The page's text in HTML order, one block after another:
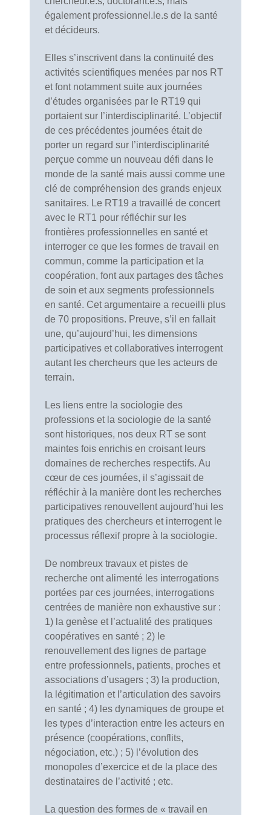
également professionnel.le.s de la santé
et décideurs.
Elles s’inscrivent dans la continuité des
activités scientifiques menées par nos RT
et font notamment suite aux journées
d’études organisées par le RT19 qui
portaient sur l’interdisciplinarité. L’objectif
de ces précédentes journées était de
porter un regard sur l’interdisciplinarité
perçue comme un nouveau défi dans le
monde de la santé mais aussi comme une
clé de compréhension des grands enjeux
sanitaires. Le RT19 a travaillé de concert
avec le RT1 pour réfléchir sur les
frontières professionnelles en santé et
interroger ce que les formes de travail en
commun, comme la participation et la
coopération, font aux partages des tâches
de soin et aux segments professionnels
en santé. Cet argumentaire a recueilli plus
de 70 propositions. Preuve, s’il en fallait
une, qu’aujourd’hui, les dimensions
participatives et collaboratives interrogent
autant les chercheurs que les acteurs de
terrain.
Les liens entre la sociologie des
professions et la sociologie de la santé
sont historiques, nos deux RT se sont
maintes fois enrichis en croisant leurs
domaines de recherches respectifs. Au
cœur de ces journées, il s’agissait de
réfléchir à la manière dont les recherches
participatives renouvellent aujourd’hui les
pratiques des chercheurs et interrogent le
processus réflexif propre à la sociologie.
De nombreux travaux et pistes de
recherche ont alimenté les interrogations
portées par ces journées, interrogations
centrées de manière non exhaustive sur :
1) la genèse et l’actualité des pratiques
coopératives en santé ; 2) le
renouvellement des lignes de partage
entre professionnels, patients, proches et
associations d’usagers ; 3) la production,
la légitimation et l’articulation des savoirs
en santé ; 4) les dynamiques de groupe et
les types d’interaction entre les acteurs en
présence (coopérations, conflits,
négociation, etc.) ; 5) l’évolution des
monopoles d’exercice et de la place des
destinataires de l’activité ; etc.
La question des formes de « travail en